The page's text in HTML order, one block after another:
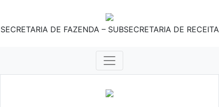
SECRETARIA DE FAZENDA – SUBSECRETARIA DE RECEITA